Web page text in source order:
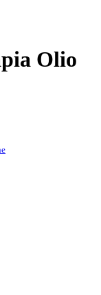
Olio